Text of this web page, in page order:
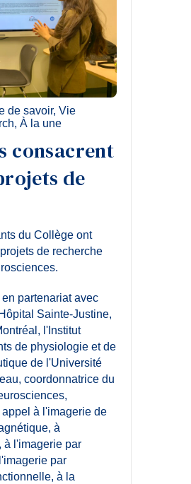
de savoir, Vie
, À la une
consacrent
de
du Collège ont
de recherche
partenariat avec
Sainte-Justine,
l'Institut
de physiologie et de
de l'Université
coordonnatrice du
à l'imagerie de
à
à l'imagerie par
par
à la